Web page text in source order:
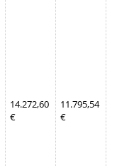
14.272,60
€
11.795,54
€